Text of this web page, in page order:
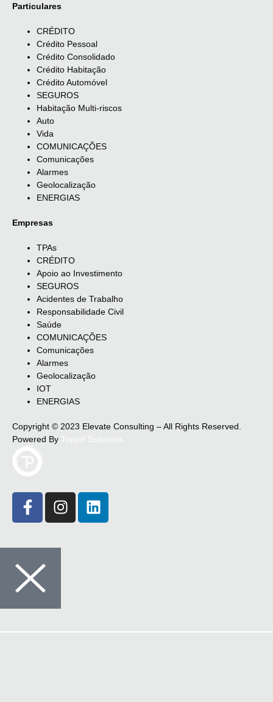
Particulares
CRÉDITO
Crédito Pessoal
Crédito Consolidado
Crédito Habitação
Crédito Automóvel
SEGUROS
Habitação Multi-riscos
Auto
Vida
COMUNICAÇÕES
Comunicações
Alarmes
Geolocalização
ENERGIAS
Empresas
TPAs
CRÉDITO
Apoio ao Investimento
SEGUROS
Acidentes de Trabalho
Responsabilidade Civil
Saúde
COMUNICAÇÕES
Comunicações
Alarmes
Geolocalização
IOT
ENERGIAS
Copyright © 2023 Elevate Consulting – All Rights Reserved.
Powered By